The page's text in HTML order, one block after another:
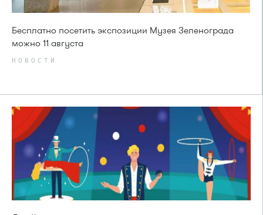
Бесплатно посетить экспозиции Музея Зеленограда
можно 11 августа
НОВОСТИ